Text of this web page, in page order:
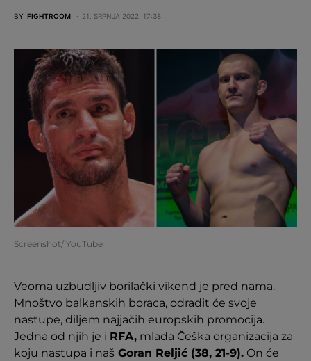
BY FIGHTROOM 21. SRPNJA 2022. 17:38
Screenshot/ YouTube
Veoma uzbudljiv borilački vikend je pred nama.
Mnoštvo balkanskih boraca, odradit će svoje
nastupe, diljem najjačih europskih promocija.
Jedna od njih je i RFA, mlada Češka organizacija za
koju nastupa i naš Goran Reljić (38, 21-9). On će